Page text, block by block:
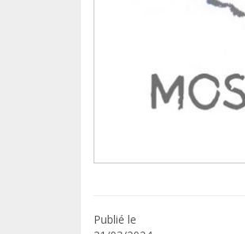
Publié le